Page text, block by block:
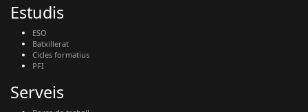
Estudis
ESO
Batxillerat
Cicles formatius
PFI
Serveis